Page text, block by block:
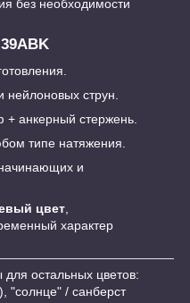
без необходимости
нейлоновых струн.
+ анкерный стержень.
типе натяжения.
и
цвет,
характер
для остальных цветов:
"солнце" / санберст